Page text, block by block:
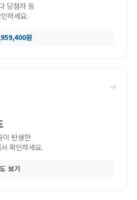
당첨자 등
하세요.
원
➜
이 탄생한
확인하세요.
보기